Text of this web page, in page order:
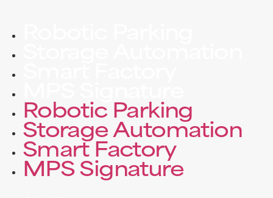
Robotic Parking
Storage Automation
Smart Factory
MPS Signature